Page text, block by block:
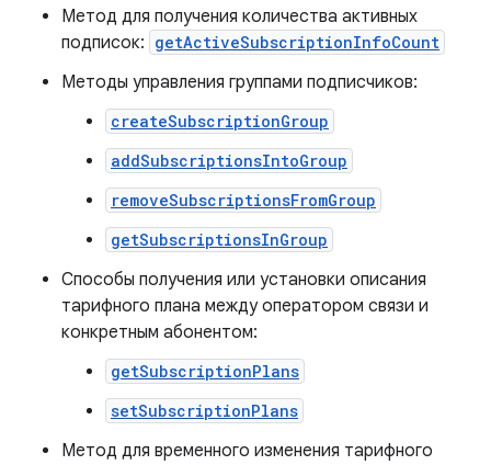
Метод для получения количества активных
подписок: getActiveSubscriptionInfoCount
Методы управления группами подписчиков:
createSubscriptionGroup
addSubscriptionsIntoGroup
removeSubscriptionsFromGroup
getSubscriptionsInGroup
Способы получения или установки описания
тарифного плана между оператором связи и
конкретным абонентом:
getSubscriptionPlans
setSubscriptionPlans
Метод для временного изменения тарифного